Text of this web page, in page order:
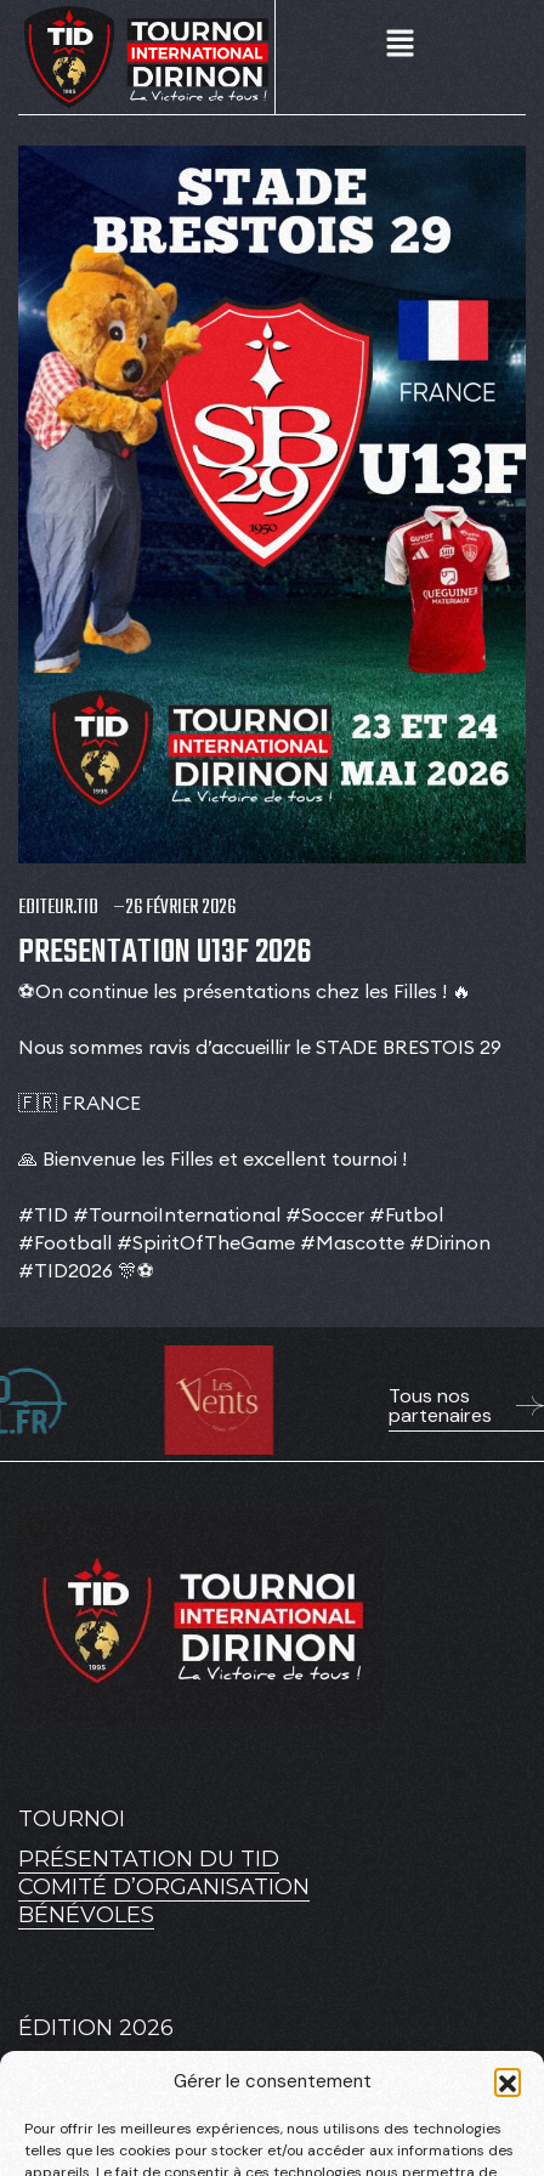
Gérer le consentement
Pour offrir les meilleures expériences, nous utilisons des technologies
telles que les cookies pour stocker et/ou accéder aux informations des
EDITEUR.TID 26 FÉVRIER 2026
PRESENTATION U13F 2026
⚽️On continue les présentations chez les Filles ! 🔥
Nous sommes ravis d’accueillir le STADE BRESTOIS 29
🇫🇷 FRANCE
🙏 Bienvenue les Filles et excellent tournoi !
#TID #TournoiInternational #Soccer #Futbol
#Football #SpiritOfTheGame #Mascotte #Dirinon
#TID2026 🎊⚽️
Tous nos
partenaires
TOURNOI
PRÉSENTATION DU TID
COMITÉ D’ORGANISATION
BÉNÉVOLES
ÉDITION 2026
PLATEAU 2026 – MASCULIN
PLATEAU 2026 – FÉMININ